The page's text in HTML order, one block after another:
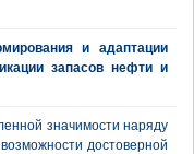
и адаптации
запасов нефти и
значимости наряду
достоверной